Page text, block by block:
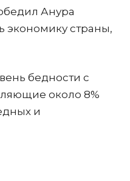
Анура
экономику страны,
бедности с
около 8%
и